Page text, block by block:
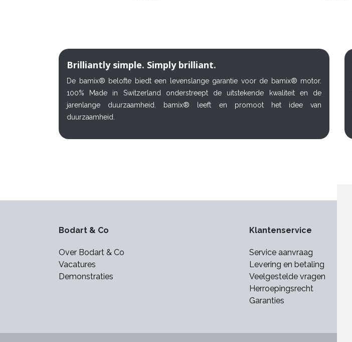
Brilliantly simple. Simply brilliant.
De bamix® belofte biedt een levenslange garantie voor de bamix® motor.
100% Made in Switzerland onderstreept de uitstekende kwaliteit en de
jarenlange duurzaamheid. bamix® leeft en promoot het idee van
duurzaamheid.
Bodart & Co
Over Bodart & Co
Vacatures
Demonstraties
Klantenservice
Service aanvraag
Levering en betaling
Veelgestelde vragen
Herroepingsrecht
Garanties